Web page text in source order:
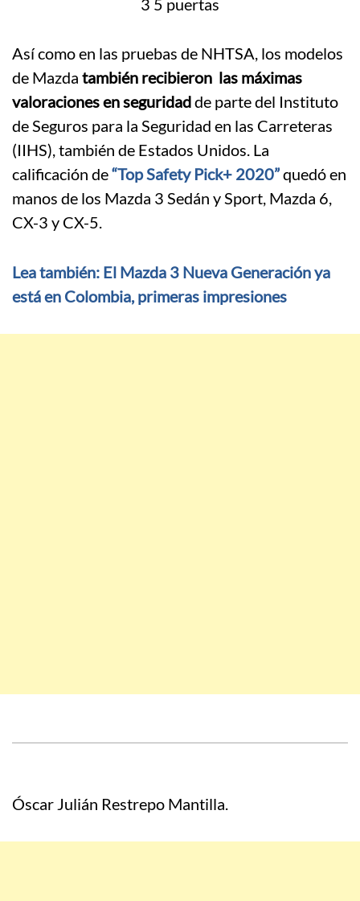
Así como en las pruebas de NHTSA, los modelos
de Mazda también recibieron las máximas
valoraciones en seguridadde parte del Instituto
de Seguros para la Seguridad en las Carreteras
(IIHS), también de Estados Unidos. La
calificación de“Top Safety Pick+ 2020”quedó en
manos de los Mazda 3 Sedán y Sport, Mazda 6,
CX-3 y CX-5.
Lea también: El Mazda 3 Nueva Generación ya
está en Colombia, primeras impresiones
Óscar Julián Restrepo Mantilla.